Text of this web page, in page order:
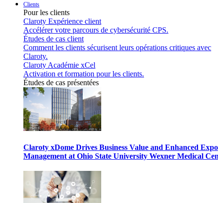
Clients
Pour les clients
Claroty Expérience client
Accélérer votre parcours de cybersécurité CPS.
Études de cas client
Comment les clients sécurisent leurs opérations critiques avec
Claroty.
Claroty Académie xCel
Activation et formation pour les clients.
Études de cas présentées
Claroty xDome Drives Business Value and Enhanced
Management at Ohio State University Wexner Medical